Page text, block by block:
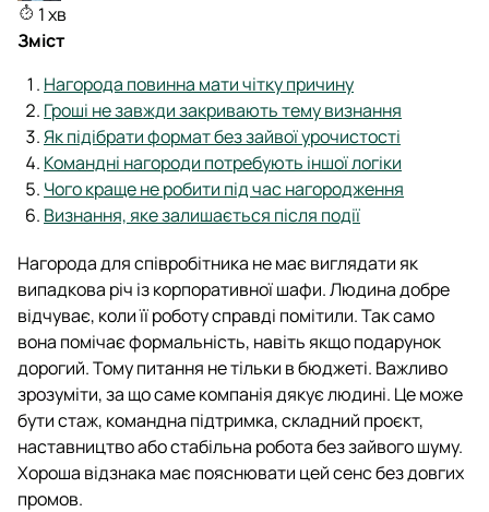
1 хв
Зміст
Нагорода повинна мати чітку причину
Гроші не завжди закривають тему визнання
Як підібрати формат без зайвої урочистості
Командні нагороди потребують іншої логіки
Чого краще не робити під час нагородження
Визнання, яке залишається після події
Нагорода для співробітника не має виглядати як
випадкова річ із корпоративної шафи. Людина добре
відчуває, коли її роботу справді помітили. Так само
вона помічає формальність, навіть якщо подарунок
дорогий. Тому питання не тільки в бюджеті. Важливо
зрозуміти, за що саме компанія дякує людині. Це може
бути стаж, командна підтримка, складний проєкт,
наставництво або стабільна робота без зайвого шуму.
Хороша відзнака має пояснювати цей сенс без довгих
промов.